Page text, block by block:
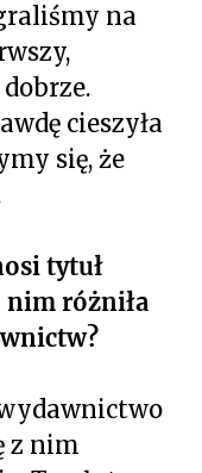
na
cieszyła
się, że
tytuł
nim różniła
z nim